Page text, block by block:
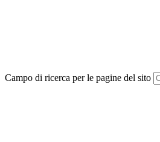
Campo di ricerca per le pagine del sito